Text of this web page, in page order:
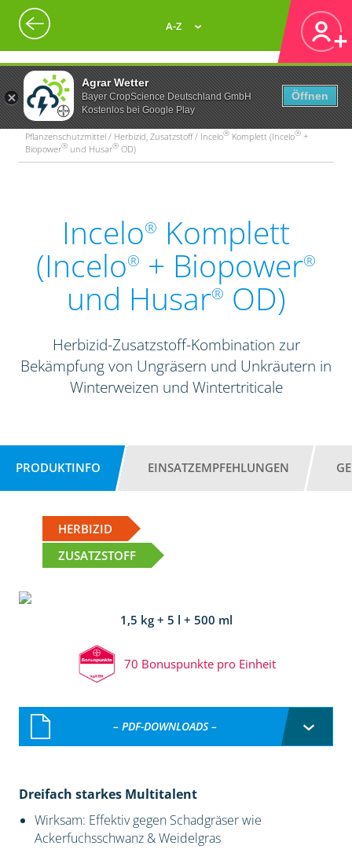
Agrar Wetter
Bayer CropScience Deutschland GmbH
Kostenlos bei Google Play
Öffnen
A-Z
Pflanzenschutzmittel / Herbizid, Zusatzstoff / Incelo® Komplett (Incelo® +
Biopower® und Husar® OD)
Incelo® Komplett
(Incelo® + Biopower®
und Husar® OD)
Herbizid-Zusatzstoff-Kombination zur
Bekämpfung von Ungräsern und Unkräutern in
Winterweizen und Wintertriticale
PRODUKTINFO EINSATZEMPFEHLUNGEN
HERBIZID
ZUSATZSTOFF
1,5 kg + 5 l + 500 ml
70 Bonuspunkte pro Einheit
– PDF-DOWNLOADS –
Dreifach starkes Multitalent
Wirksam: Effektiv gegen Schadgräser wie
Ackerfuchsschwanz & Weidelgras